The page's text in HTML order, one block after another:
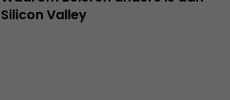
Silicon Valley